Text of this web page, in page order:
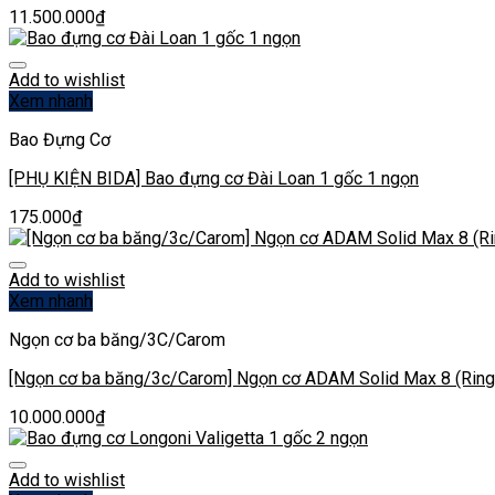
11.500.000₫
Add to wishlist
Xem nhanh
Bao Đựng Cơ
[PHỤ KIỆN BIDA] Bao đựng cơ Đài Loan 1 gốc 1 ngọn
175.000₫
Add to wishlist
Xem nhanh
Ngọn cơ ba băng/3C/Carom
[Ngọn cơ ba băng/3c/Carom] Ngọn cơ ADAM Solid Max 8
10.000.000₫
Add to wishlist